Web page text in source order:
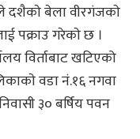
दशैकाे बेला वीरगंजकाे
पक्राउ गरेकाे छ ।
विर्ताबाट खटिएको
वडा नं.१६ नगवा
३० बर्षिय पवन